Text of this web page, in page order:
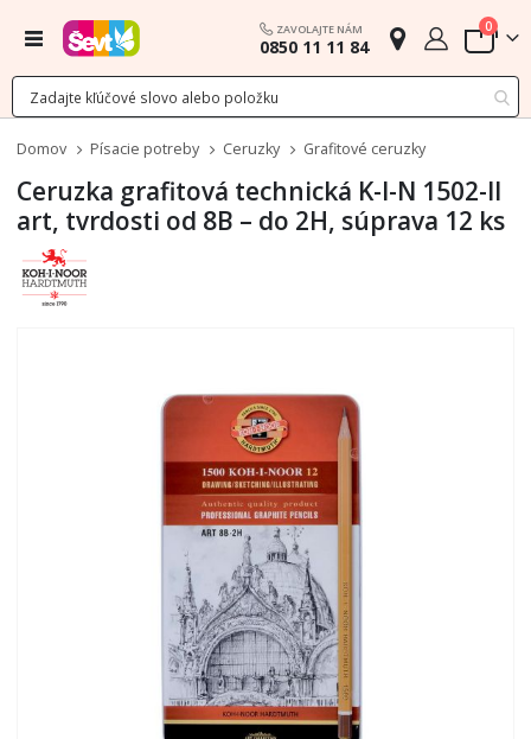
Menu ZAVOLAJTE NÁM
0850 11 11 84 Cart
0
Domov Písacie potreby Ceruzky Grafitové ceruzky
Ceruzka grafitová technická K-I-N 1502-II
art, tvrdosti od 8B – do 2H, súprava 12 ks